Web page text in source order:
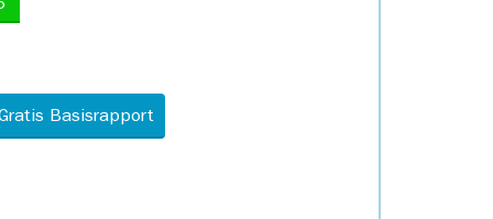
Basisrapport